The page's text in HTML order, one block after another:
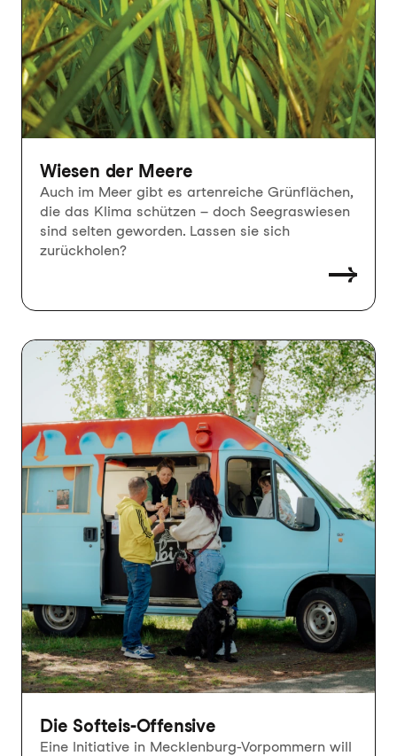
Wiesen der Meere
Auch im Meer gibt es artenreiche Grünflächen,
die das Klima schützen – doch Seegraswiesen
sind selten geworden. Lassen sie sich
zurückholen?
Die Softeis-Offensive
Eine Initiative in Mecklenburg-Vorpommern will